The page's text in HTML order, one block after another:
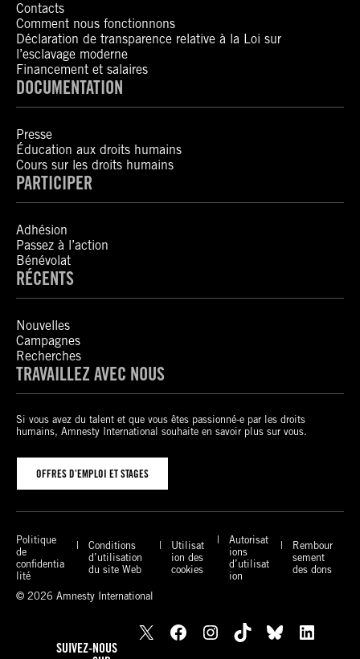
Contacts
Comment nous fonctionnons
Déclaration de transparence relative à la Loi sur
l’esclavage moderne
Financement et salaires
DOCUMENTATION
Presse
Éducation aux droits humains
Cours sur les droits humains
PARTICIPER
Adhésion
Passez à l’action
Bénévolat
RÉCENTS
Nouvelles
Campagnes
Recherches
TRAVAILLEZ AVEC NOUS
Si vous avez du talent et que vous êtes passionné-e par les droits
humains, Amnesty International souhaite en savoir plus sur vous.
OFFRES D’EMPLOI ET STAGES
Politique
de
confidentia
lité
Conditions
d’utilisation
du site Web
Utilisat
ion des
cookies
Autorisat
ions
d’utilisat
ion
Rembour
sement
des dons
© 2026 Amnesty International
SUIVEZ-NOUS
X Facebook Instagram TikTok Bluesky
LinkedIn